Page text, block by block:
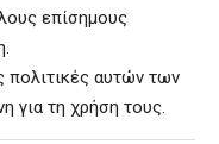
επίσημους
πολιτικές αυτών των
για τη χρήση τους.